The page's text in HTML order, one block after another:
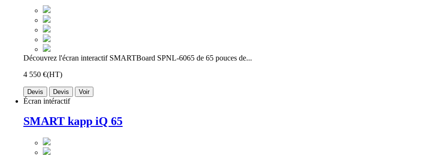
Découvrez l'écran interactif SMARTBoard SPNL-6065 de 65 pouces de...
4 550 €(HT)
Devis Devis Voir
Écran intéractif
SMART kapp iQ 65